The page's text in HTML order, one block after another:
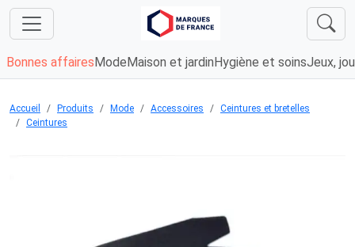
Bonnes affaires Mode Maison et jardin Hygiène et soinsJeux,
Accueil Produits Mode Accessoires
Ceintures et bretelles
Ceintures